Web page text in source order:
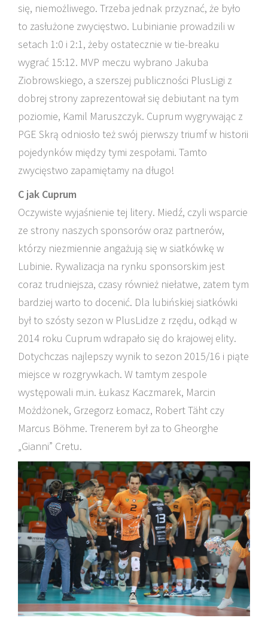
się, niemożliwego. Trzeba jednak przyznać, że było
to zasłużone zwycięstwo. Lubinianie prowadzili w
setach 1:0 i 2:1, żeby ostatecznie w tie-breaku
wygrać 15:12. MVP meczu wybrano Jakuba
Ziobrowskiego, a szerszej publiczności PlusLigi z
dobrej strony zaprezentował się debiutant na tym
poziomie, Kamil Maruszczyk. Cuprum wygrywając z
PGE Skrą odniosło też swój pierwszy triumf w historii
pojedynków między tymi zespołami. Tamto
zwycięstwo zapamiętamy na długo!
C jak Cuprum
Oczywiste wyjaśnienie tej litery. Miedź, czyli wsparcie
ze strony naszych sponsorów oraz partnerów,
którzy niezmiennie angażują się w siatkówkę w
Lubinie. Rywalizacja na rynku sponsorskim jest
coraz trudniejsza, czasy również niełatwe, zatem tym
bardziej warto to docenić. Dla lubińskiej siatkówki
był to szósty sezon w PlusLidze z rzędu, odkąd w
2014 roku Cuprum wdrapało się do krajowej elity.
Dotychczas najlepszy wynik to sezon 2015/16 i piąte
miejsce w rozgrywkach. W tamtym zespole
występowali m.in. Łukasz Kaczmarek, Marcin
Możdżonek, Grzegorz Łomacz, Robert Täht czy
Marcus Böhme. Trenerem był za to Gheorghe
„Gianni” Cretu.